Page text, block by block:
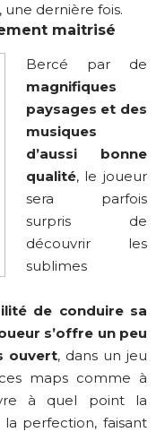
dernière fois.
maitrisé
Bercé par de
magnifiques
paysages et des
musiques
d’aussi bonne
qualité, le joueur
sera parfois
surpris de
découvrir les
sublimes
de conduire sa
s’offre un peu
ouvert, dans un jeu
maps comme à
à quel point la
perfection, faisant